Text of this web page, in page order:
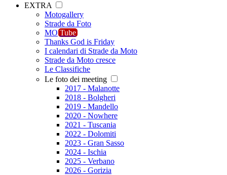
EXTRA
Motogallery
Strade da Foto
MO Tube
Thanks God is Friday
I calendari di Strade da Moto
Strade da Moto cresce
Le Classifiche
Le foto dei meeting
2017 - Malanotte
2018 - Bolgheri
2019 - Mandello
2020 - Nowhere
2021 - Tuscania
2022 - Dolomiti
2023 - Gran Sasso
2024 - Ischia
2025 - Verbano
2026 - Gorizia